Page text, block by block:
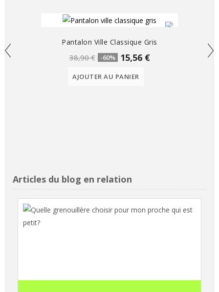
Pantalon Ville Classique Gris
38,90 € -60% 15,56 €
AJOUTER AU PANIER
Articles du blog en relation